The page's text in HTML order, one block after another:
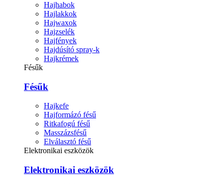
Hajhabok
Hajlakkok
Hajwaxok
Hajzselék
Hajfények
Hajdúsító spray-k
Hajkrémek
Fésűk
Fésűk
Hajkefe
Hajformázó fésű
Ritkafogú fésű
Masszázsfésű
Elválasztó fésű
Elektronikai eszközök
Elektronikai eszközök